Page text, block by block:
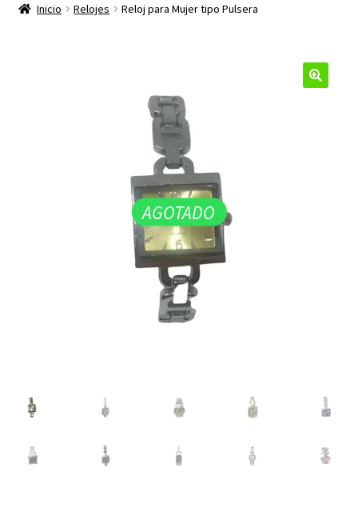
productos
Inicio Relojes Reloj para Mujer tipo Pulsera
AGOTADO